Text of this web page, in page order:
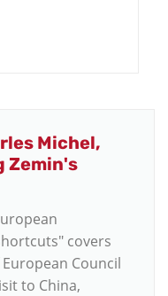
Michel,
Zemin's
covers
Council
to China,